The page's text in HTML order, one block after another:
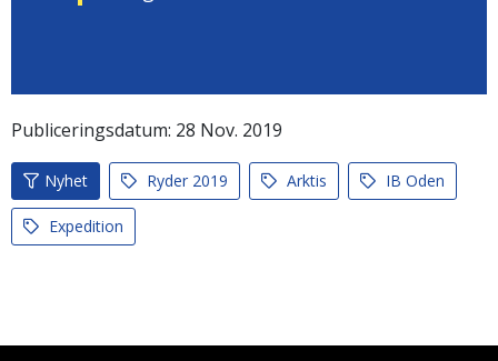
Publiceringsdatum: 28 Nov. 2019
Nyhet Ryder 2019 Arktis IB Oden
Expedition